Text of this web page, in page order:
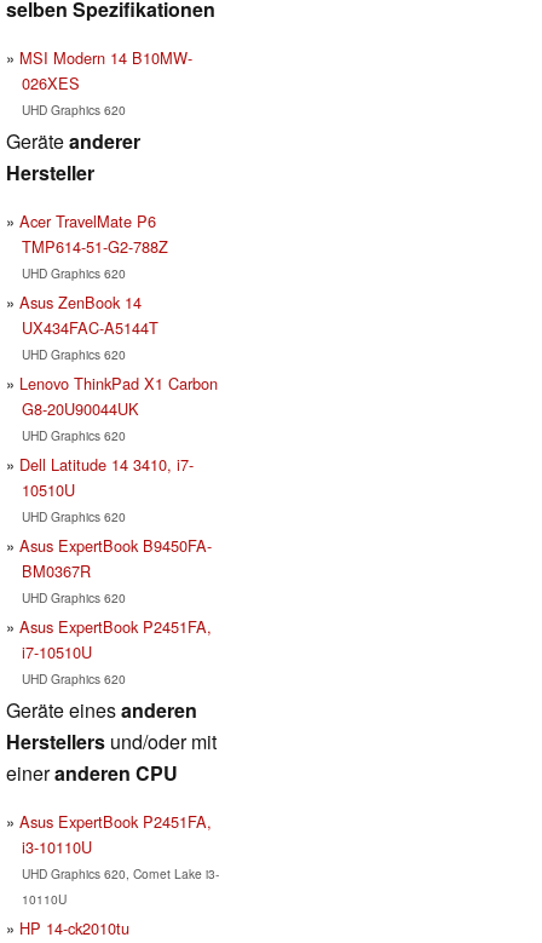
selben Spezifikationen
MSI Modern 14 B10MW-
026XES
UHD Graphics 620
Geräteanderer
Hersteller
Acer TravelMate P6
TMP614-51-G2-788Z
UHD Graphics 620
Asus ZenBook 14
UX434FAC-A5144T
UHD Graphics 620
Lenovo ThinkPad X1 Carbon
G8-20U90044UK
UHD Graphics 620
Dell Latitude 14 3410, i7-
10510U
UHD Graphics 620
Asus ExpertBook B9450FA-
BM0367R
UHD Graphics 620
Asus ExpertBook P2451FA,
i7-10510U
UHD Graphics 620
Geräte einesanderen
Herstellers und/oder mit
eineranderen CPU
Asus ExpertBook P2451FA,
i3-10110U
UHD Graphics 620, Comet Lake i3-
10110U
HP 14-ck2010tu